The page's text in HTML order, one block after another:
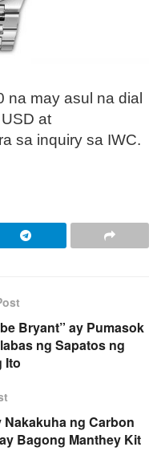
na may asul na dial
at
sa inquiry sa IWC.
Bryant” ay Pumasok
ng Sapatos ng
Ito
Nakakuha ng Carbon
Bagong Manthey Kit